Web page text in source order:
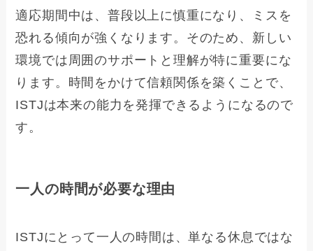
適応期間中は、普段以上に慎重になり、ミスを
恐れる傾向が強くなります。そのため、新しい
環境では周囲のサポートと理解が特に重要にな
ります。時間をかけて信頼関係を築くことで、
ISTJは本来の能力を発揮できるようになるので
す。
一人の時間が必要な理由
ISTJにとって一人の時間は、単なる休息ではな